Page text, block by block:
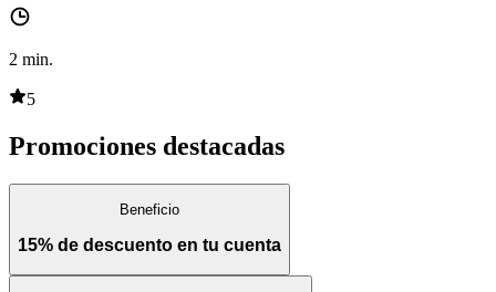
2 min.
5
Promociones destacadas
Beneficio
15% de descuento en tu cuenta